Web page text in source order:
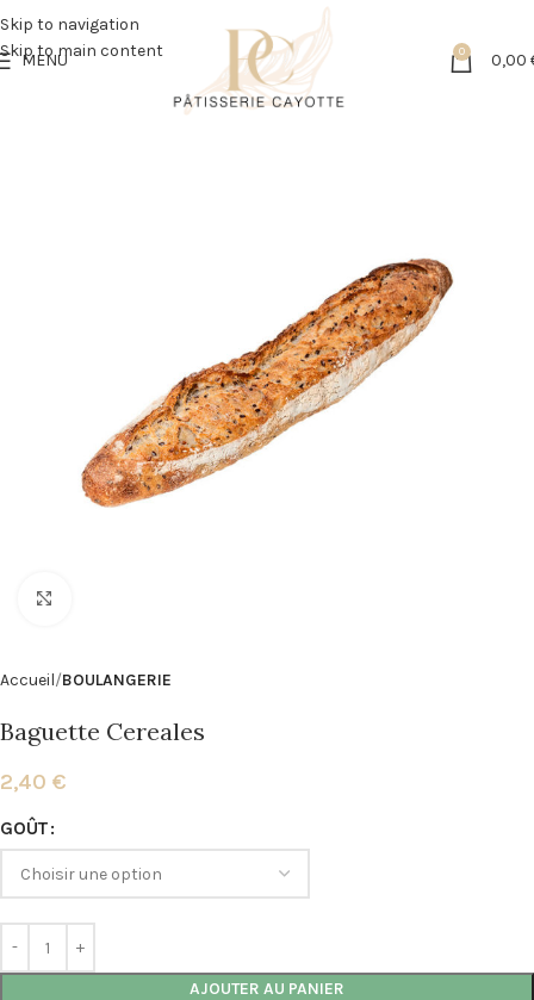
Skip to navigation
Skip to main content
MENU 0 0,00
Accueil BOULANGERIE
Baguette Cereales
2,40 €
GOÛT
AJOUTER AU PANIER
Alternative: